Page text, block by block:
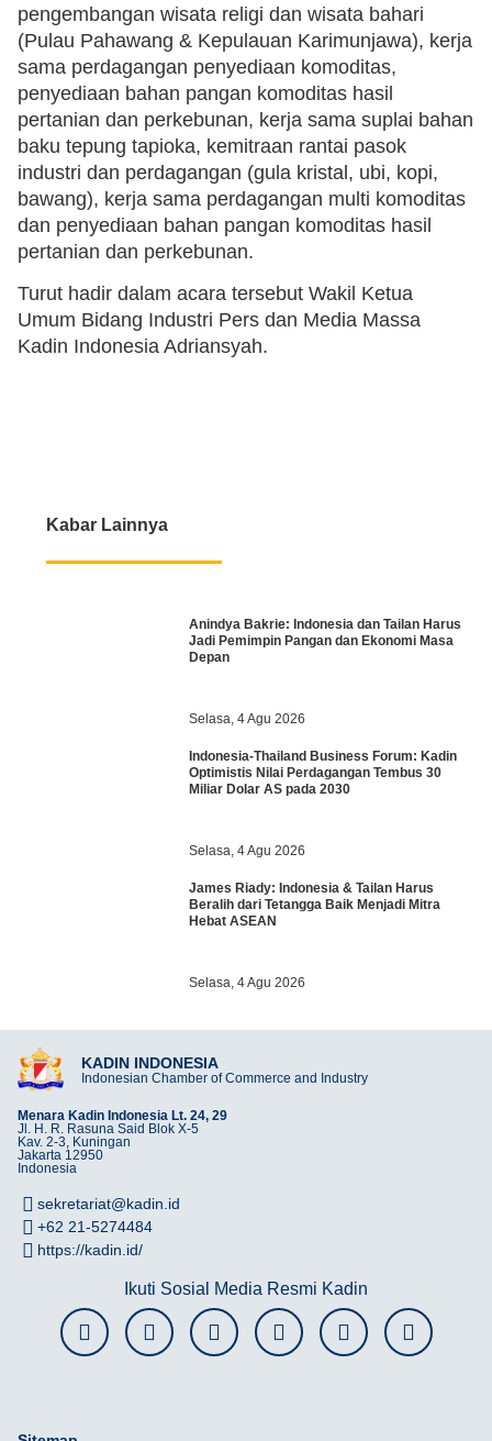
pengembangan wisata religi dan wisata bahari
(Pulau Pahawang & Kepulauan Karimunjawa), kerja
sama perdagangan penyediaan komoditas,
penyediaan bahan pangan komoditas hasil
pertanian dan perkebunan, kerja sama suplai bahan
baku tepung tapioka, kemitraan rantai pasok
industri dan perdagangan (gula kristal, ubi, kopi,
bawang), kerja sama perdagangan multi komoditas
dan penyediaan bahan pangan komoditas hasil
pertanian dan perkebunan.
Turut hadir dalam acara tersebut Wakil Ketua
Umum Bidang Industri Pers dan Media Massa
Kadin Indonesia Adriansyah.
Kabar Lainnya
Anindya Bakrie: Indonesia dan Tailan Harus
Jadi Pemimpin Pangan dan Ekonomi Masa
Depan
Selasa, 4 Agu 2026
Indonesia-Thailand Business Forum: Kadin
Optimistis Nilai Perdagangan Tembus 30
Miliar Dolar AS pada 2030
Selasa, 4 Agu 2026
James Riady: Indonesia & Tailan Harus
Beralih dari Tetangga Baik Menjadi Mitra
Hebat ASEAN
Selasa, 4 Agu 2026
KADIN INDONESIA
Indonesian Chamber of Commerce and Industry
Menara Kadin Indonesia Lt. 24, 29
Jl. H. R. Rasuna Said Blok X-5
Kav. 2-3, Kuningan
Jakarta 12950
Indonesia
sekretariat@kadin.id
+62 21-5274484
https://kadin.id/
Ikuti Sosial Media Resmi Kadin